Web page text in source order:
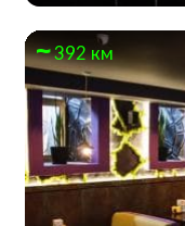
392 км